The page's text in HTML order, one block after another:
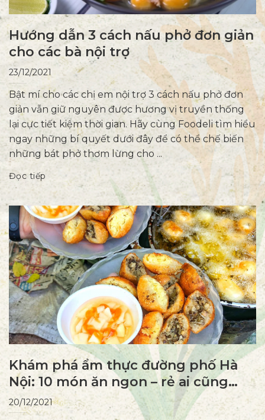
Hướng dẫn 3 cách nấu phở đơn giản
cho các bà nội trợ
23/12/2021
Bật mí cho các chị em nội trợ 3 cách nấu phở đơn
giản vẫn giữ nguyên được hương vị truyền thống
lại cực tiết kiệm thời gian. Hãy cùng Foodeli tìm hiểu
ngay những bí quyết dưới đây để có thể chế biến
những bát phở thơm lừng cho ...
Đọc tiếp
Khám phá ẩm thực đường phố Hà
Nội: 10 món ăn ngon – rẻ ai cũng
thích
20/12/2021